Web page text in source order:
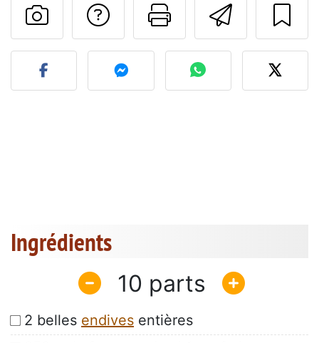
Imprimer
Poser une
Publier votre photo de
Ingrédients
10
2 belles endives entières